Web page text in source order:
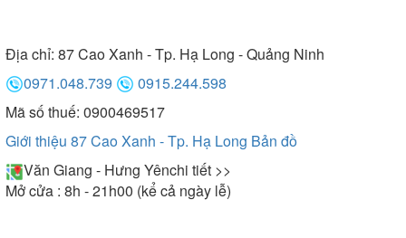
Địa chỉ: 87 Cao Xanh - Tp. Hạ Long - Quảng Ninh
0971.048.739
0915.244.598
Mã số thuế: 0900469517
Giới thiệu 87 Cao Xanh - Tp. Hạ Long Bản đồ
Văn Giang - Hưng Yênchi tiết >>
Mở cửa : 8h - 21h00 (kể cả ngày lễ)